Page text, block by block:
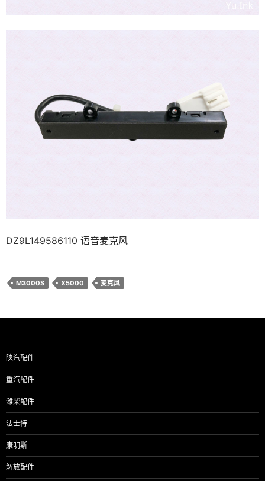
DZ9L149586110 语音麦克风
M3000S X5000 麦克风
陕汽配件
重汽配件
潍柴配件
法士特
康明斯
解放配件